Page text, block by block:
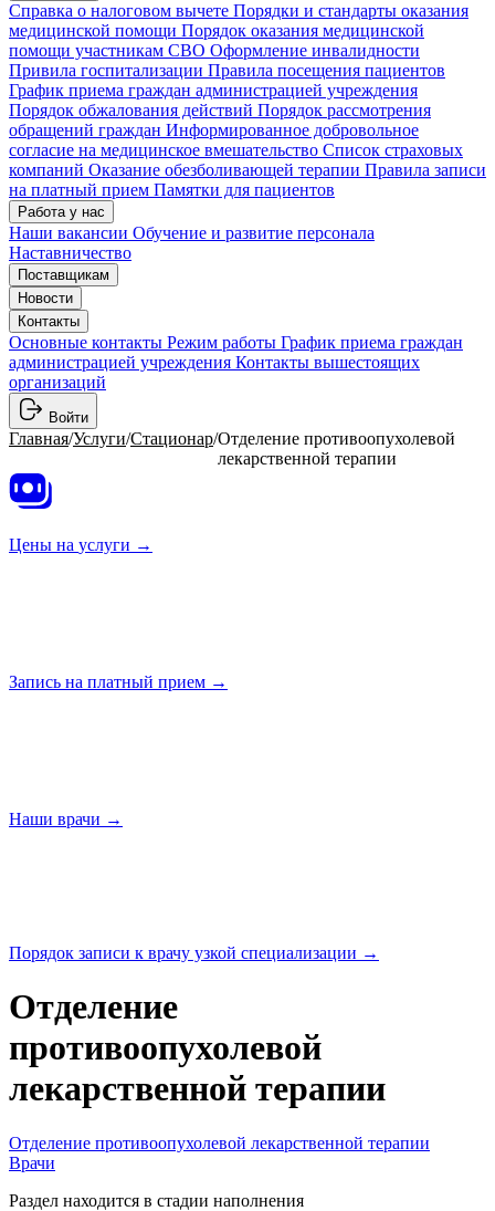
Справка о налоговом вычете Порядки и стандарты оказания
медицинской помощи Порядок оказания медицинской
помощи участникам СВО Оформление инвалидности
Привила госпитализации Правила посещения пациентов
График приема граждан администрацией учреждения
Порядок обжалования действий Порядок рассмотрения
обращений граждан Информированное добровольное
согласие на медицинское вмешательство Список страховых
компаний Оказание обезболивающей терапии Правила записи
на платный прием Памятки для пациентов
Работа у нас
Наши вакансии Обучение и развитие персонала
Наставничество
Поставщикам
Новости
Контакты
Основные контакты Режим работы График приема граждан
администрацией учреждения Контакты вышестоящих
организаций
Войти
Главная/Услуги/Стационар/Отделение противоопухолевой
лекарственной терапии
Цены на услуги →
Запись на платный прием →
Наши врачи →
Порядок записи к врачу узкой специализации →
Отделение
противоопухолевой
лекарственной терапии
Отделение противоопухолевой лекарственной терапии
Врачи
Раздел находится в стадии наполнения